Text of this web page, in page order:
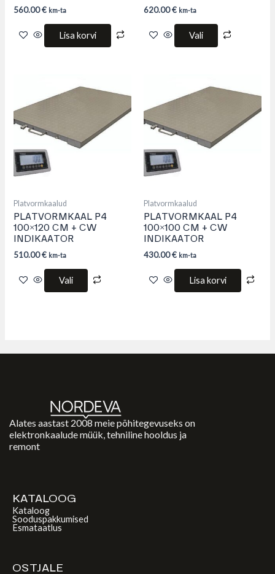
560.00€ km-ta
Lisa korvi
620.00€ km-ta
Vali
Platvormkaalud
PLATVORMKAAL P4
100×120 CM + CW
INDIKAATOR
510.00€ km-ta
Vali
product
multiple
variants.
The
page
Platvormkaalud
PLATVORMKAAL P4
100×100 CM + CW
INDIKAATOR
430.00€ km-ta
Lisa korvi
Alates aastast 2008 meie põhitegevuseks on
elektronkaalude müük, tehniline hooldus ja
remont
KATALOOG
Kataloog
Sooduspakkumised
Esmataatlus
OSTJALE